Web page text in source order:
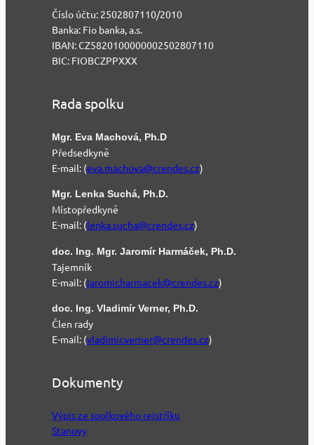
Číslo účtu: 2502807110/2010
Banka: Fio banka, a.s.
IBAN: CZ5820100000002502807110
BIC: FIOBCZPPXXX
Rada spolku
Mgr. Eva Machová, Ph.D
Předsedkyně
E-mail: (eva.machova@crendes.cz)
Mgr. Lenka Suchá, Ph.D.
Místopředkyně
E-mail: (lenka.sucha@crendes.cz)
doc. Ing. Mgr. Jaromír Harmáček, Ph.D.
Tajemník
E-mail: (jaromir.harmacek@crendes.cz)
doc. Ing. Vladimír Verner, Ph.D.
Člen rady
E-mail: (vladimir.verner@crendes.cz)
Dokumenty
Výpis ze spolkového rejstříku
Stanovy